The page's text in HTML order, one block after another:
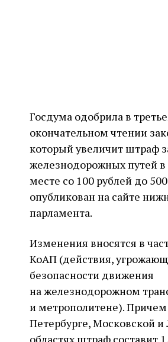
Госдума одобрила в
окончательном чтении
который увеличит штраф
железнодорожных путей
месте со 100 рублей до
опубликован на сайте
парламента.
Изменения вносятся в
КоАП (действия,
безопасности движения
на железнодорожном
и метрополитене).
Петербурге, Московской
областях штраф составит